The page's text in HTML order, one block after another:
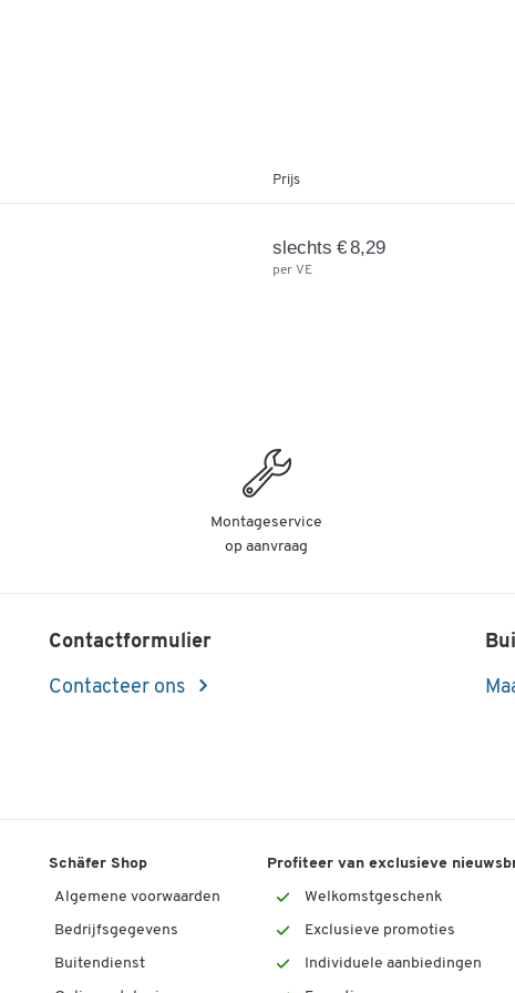
Prijs
slechts € 8,29
per VE
Montageservice
op aanvraag
Contactformulier
Contacteer ons
Schäfer Shop
Algemene voorwaarden
Bedrijfsgegevens
Buitendienst
Profiteer van exclusieve
Welkomstgeschenk
Exclusieve promoties
Individuele aanbiedingen